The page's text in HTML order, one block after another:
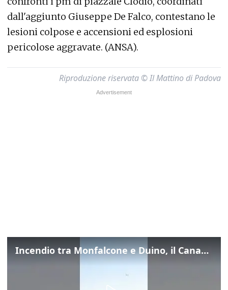
dall'aggiunto Giuseppe De Falco, contestano le
lesioni colpose e accensioni ed esplosioni
pericolose aggravate. (ANSA).
Riproduzione riservata © Il Mattino di Padova
Incendio tra Monfalcone e Duino, il Canadair in azione per fermare le fiamme sul fronte dell’A4